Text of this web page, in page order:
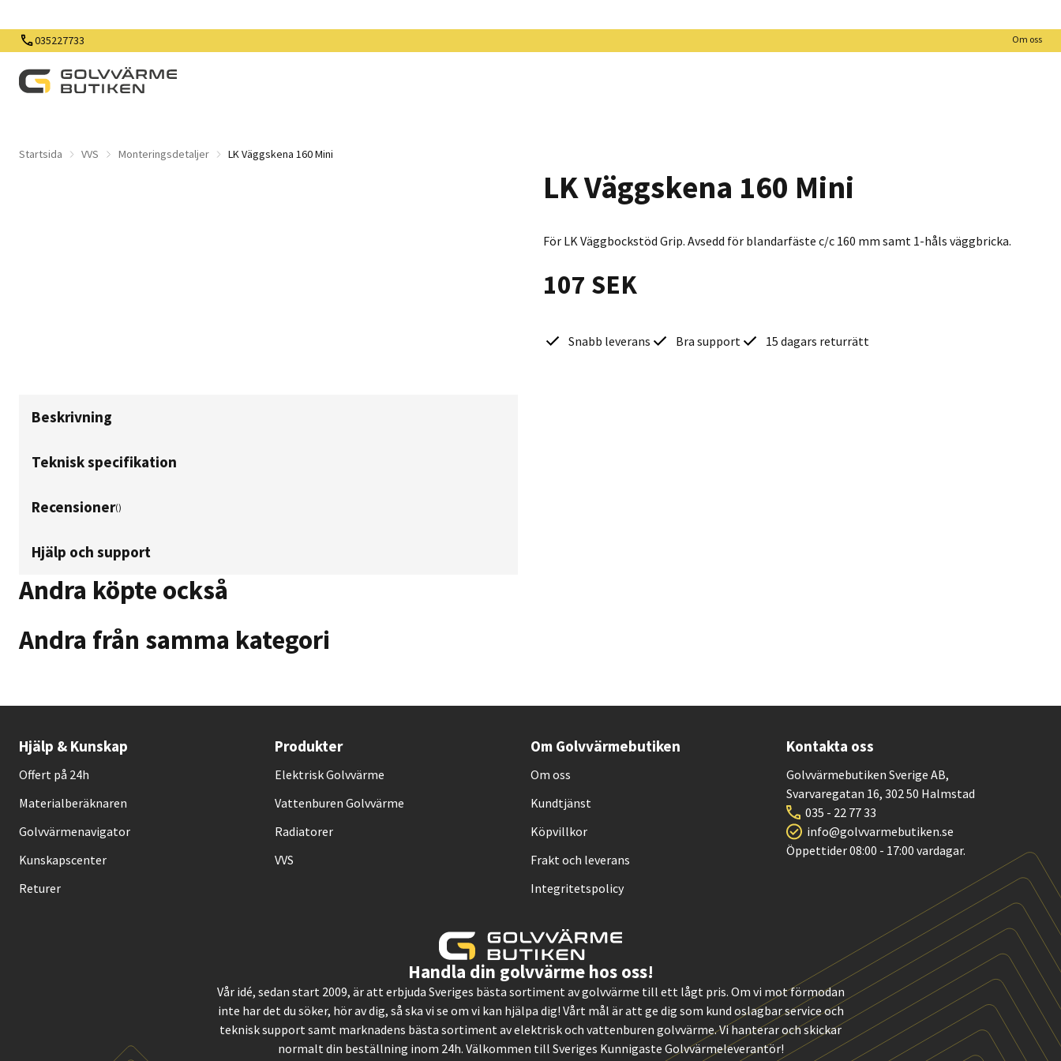
035227733 Om oss
Startsida VVS Monteringsdetaljer LK Väggskena 160 Mini
LK Väggskena 160 Mini
För LK Väggbockstöd Grip. Avsedd för blandarfäste c/c 160 mm samt 1-håls väggbricka.
107 SEK
Snabb leverans Bra support 15 dagars returrätt
Beskrivning
Teknisk specifikation
Recensioner()
Hjälp och support
Andra köpte också
Andra från samma kategori
Hjälp & Kunskap
Offert på 24h
Materialberäknaren
Golvvärmenavigator
Kunskapscenter
Returer
Produkter
Elektrisk Golvvärme
Vattenburen Golvvärme
Radiatorer
VVS
Om Golvvärmebutiken
Om oss
Kundtjänst
Köpvillkor
Frakt och leverans
Integritetspolicy
Kontakta oss
Golvvärmebutiken Sverige AB,
Svarvaregatan 16, 302 50 Halmstad
035 - 22 77 33
info@golvvarmebutiken.se
Öppettider 08:00 - 17:00 vardagar.
Handla din golvvärme hos oss!
Vår idé, sedan start 2009, är att erbjuda Sveriges bästa sortiment av golvvärme till ett lågt pris. Om vi mot förmodan
inte har det du söker, hör av dig, så ska vi se om vi kan hjälpa dig! Vårt mål är att ge dig som kund oslagbar service och
teknisk support samt marknadens bästa sortiment av elektrisk och vattenburen golvvärme. Vi hanterar och skickar
normalt din beställning inom 24h. Välkommen till Sveriges Kunnigaste Golvvärmeleverantör!